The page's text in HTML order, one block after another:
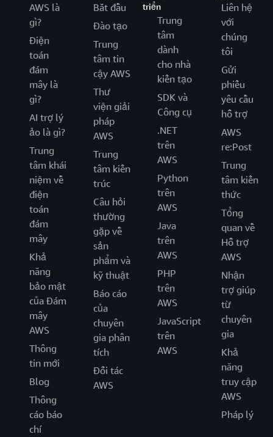
AWS là
gì?
Điện
toán
đám
mây là
gì?
AI trợ lý
ảo là gì?
Trung
tâm khái
niệm về
điện
toán
đám
mây
Khả
năng
bảo mật
của Đám
mây
AWS
Thông
tin mới
Blog
Thông
cáo báo
chí
Bắt đầu
Đào tạo
Trung
tâm tin
cậy AWS
Thư
viện giải
pháp
AWS
Trung
tâm kiến
trúc
Câu hỏi
thường
gặp về
sản
phẩm và
kỹ thuật
Báo cáo
của
chuyên
gia phân
tích
Đối tác
AWS
triển
Trung
tâm
dành
cho nhà
kiến tạo
SDK và
Công cụ
.NET
trên
AWS
Python
trên
AWS
Java
trên
AWS
PHP
trên
AWS
JavaScript
trên
AWS
Liên hệ
với
chúng
tôi
Gửi
phiếu
yêu cầu
hỗ trợ
AWS
re:Post
Trung
tâm kiến
thức
Tổng
quan về
Hỗ trợ
AWS
Nhận
trợ giúp
từ
chuyên
gia
Khả
năng
truy cập
AWS
Pháp lý